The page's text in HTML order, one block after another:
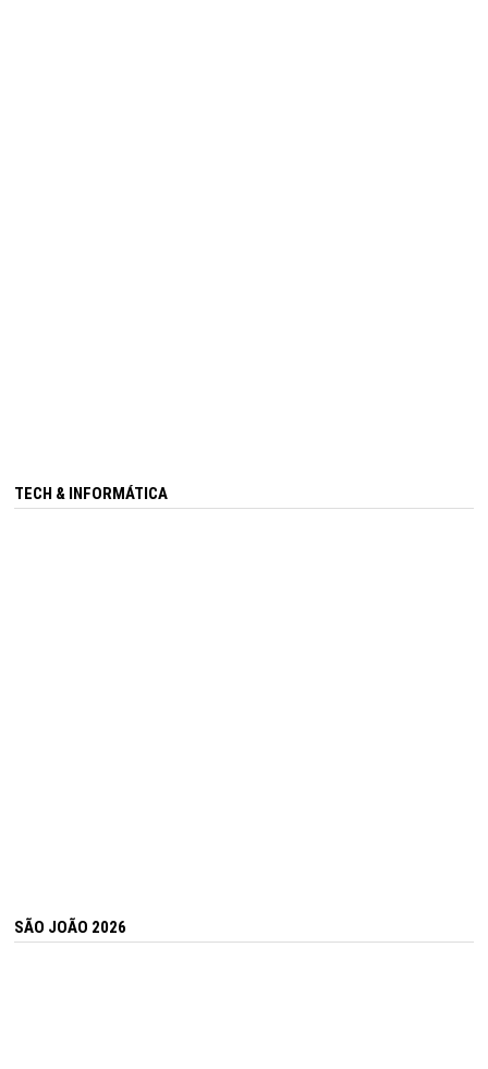
TECH & INFORMÁTICA
SÃO JOÃO 2026